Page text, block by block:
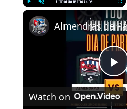
P
Watch on